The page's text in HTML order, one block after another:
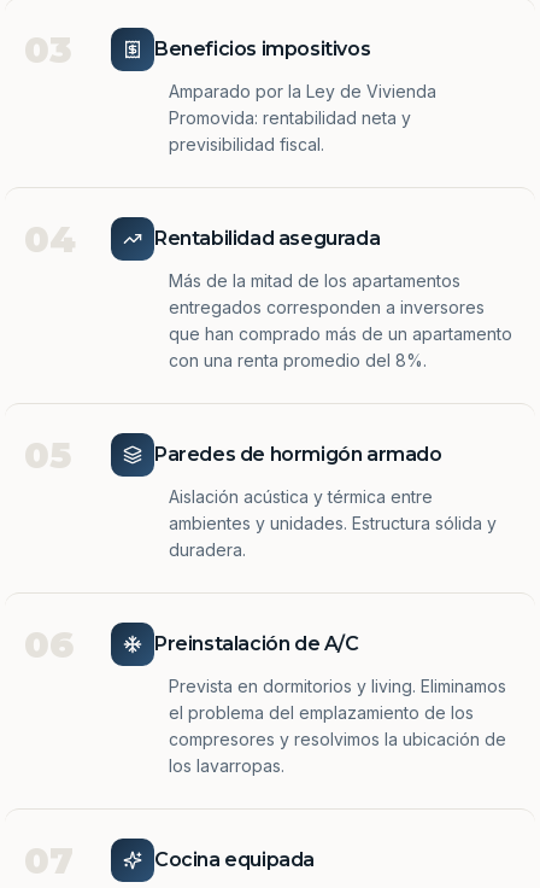
03 Beneficios impositivos
Amparado por la Ley de Vivienda
Promovida: rentabilidad neta y
previsibilidad fiscal.
04 Rentabilidad asegurada
Más de la mitad de los apartamentos
entregados corresponden a inversores
que han comprado más de un apartamento
con una renta promedio del 8%.
05 Paredes de hormigón armado
Aislación acústica y térmica entre
ambientes y unidades. Estructura sólida y
duradera.
06 Preinstalación de A/C
Prevista en dormitorios y living. Eliminamos
el problema del emplazamiento de los
compresores y resolvimos la ubicación de
los lavarropas.
07 Cocina equipada